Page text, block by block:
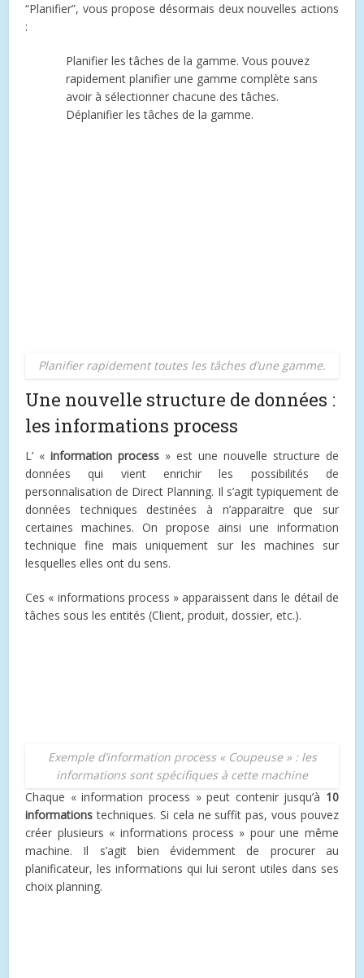
“Planifier”, vous propose désormais deux nouvelles actions
:
Planifier les tâches de la gamme. Vous pouvez
rapidement planifier une gamme complète sans
avoir à sélectionner chacune des tâches.
Déplanifier les tâches de la gamme.
Planifier rapidement toutes les tâches d’une gamme.
Une nouvelle structure de données :
les informations process
L’ «information process » est une nouvelle structure de
données qui vient enrichir les possibilités de
personnalisation de Direct Planning. Il s’agit typiquement de
données techniques destinées à n’apparaitre que sur
certaines machines. On propose ainsi une information
technique fine mais uniquement sur les machines sur
lesquelles elles ont du sens.
Ces « informations process » apparaissent dans le détail de
tâches sous les entités (Client, produit, dossier, etc.).
Exemple d’information process « Coupeuse » : les
informations sont spécifiques à cette machine
Chaque « information process » peut contenir jusqu’à 10
informations techniques. Si cela ne suffit pas, vous pouvez
créer plusieurs « informations process » pour une même
machine. Il s’agit bien évidemment de procurer au
planificateur, les informations qui lui seront utiles dans ses
choix planning.